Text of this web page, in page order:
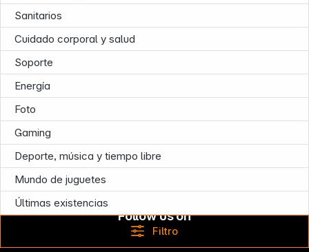
Sanitarios
Cuidado corporal y salud
Soporte
Energía
Foto
Gaming
Deporte, música y tiempo libre
Mundo de juguetes
Últimas existencias
Filtro
News
Follow us on